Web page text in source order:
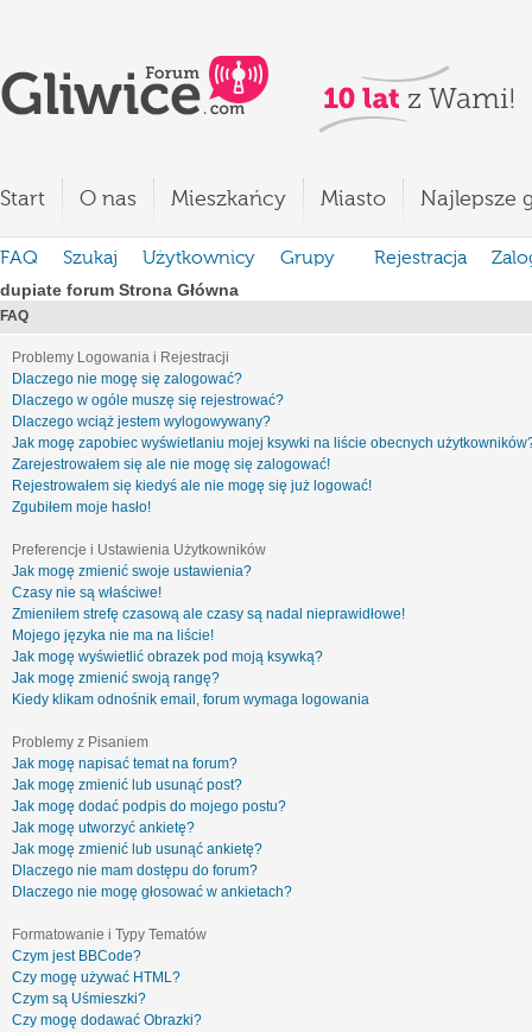
Start O nas Mieszkańcy Miasto Najlepsze
FAQ Szukaj Użytkownicy Grupy Rejestracja
dupiate forum Strona Główna
FAQ
Problemy Logowania i Rejestracji
Dlaczego nie mogę się zalogować?
Dlaczego w ogóle muszę się rejestrować?
Dlaczego wciąż jestem wylogowywany?
Jak mogę zapobiec wyświetlaniu mojej ksywki na liście obecnych
Zarejestrowałem się ale nie mogę się zalogować!
Rejestrowałem się kiedyś ale nie mogę się już logować!
Zgubiłem moje hasło!
Preferencje i Ustawienia Użytkowników
Jak mogę zmienić swoje ustawienia?
Czasy nie są właściwe!
Zmieniłem strefę czasową ale czasy są nadal nieprawidłowe!
Mojego języka nie ma na liście!
Jak mogę wyświetlić obrazek pod moją ksywką?
Jak mogę zmienić swoją rangę?
Kiedy klikam odnośnik email, forum wymaga logowania
Problemy z Pisaniem
Jak mogę napisać temat na forum?
Jak mogę zmienić lub usunąć post?
Jak mogę dodać podpis do mojego postu?
Jak mogę utworzyć ankietę?
Jak mogę zmienić lub usunąć ankietę?
Dlaczego nie mam dostępu do forum?
Dlaczego nie mogę głosować w ankietach?
Formatowanie i Typy Tematów
Czym jest BBCode?
Czy mogę używać HTML?
Czym są Uśmieszki?
Czy mogę dodawać Obrazki?